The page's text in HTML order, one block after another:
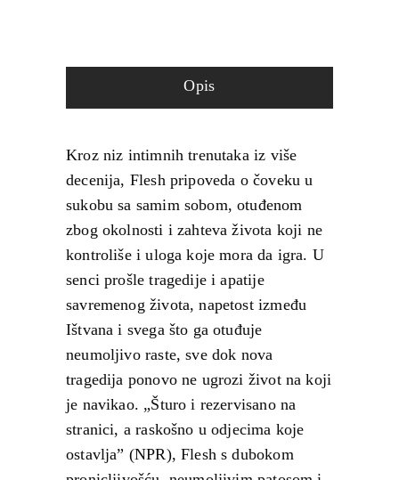
Opis
Kroz niz intimnih trenutaka iz više
decenija, Flesh pripoveda o čoveku u
sukobu sa samim sobom, otuđenom
zbog okolnosti i zahteva života koji ne
kontroliše i uloga koje mora da igra. U
senci prošle tragedije i apatije
savremenog života, napetost između
Ištvana i svega što ga otuđuje
neumoljivo raste, sve dok nova
tragedija ponovo ne ugrozi život na koji
je navikao. „Šturo i rezervisano na
stranici, a raskošno u odjecima koje
ostavlja” (NPR), Flesh s dubokom